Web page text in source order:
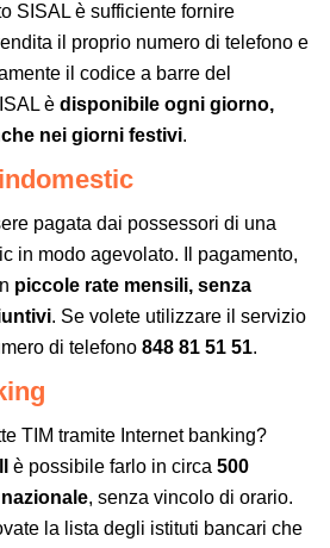
SISAL è sufficiente fornire
il proprio numero di telefono e
il codice a barre del
è disponibile ogni giorno,
nei giorni festivi.
pagata dai possessori di una
in modo agevolato. Il pagamento,
piccole rate mensili, senza
. Se volete utilizzare il servizio
di telefono 848 81 51 51.
TIM tramite Internet banking?
è possibile farlo in circa 500
, senza vincolo di orario.
la lista degli istituti bancari che